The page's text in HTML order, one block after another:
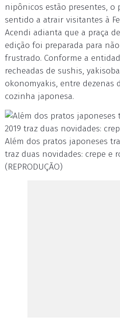
nipônicos estão presentes, o
sentido a atrair visitantes à
Acendi adianta que a praça
edição foi preparada para
frustrado. Conforme a
recheadas de sushis,
okonomyakis, entre dezenas
cozinha japonesa.
Além dos pratos japoneses
traz duas novidades: crepe e
(REPRODUÇÃO)